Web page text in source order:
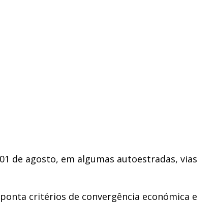
de agosto, em algumas autoestradas, vias
critérios de convergência económica e